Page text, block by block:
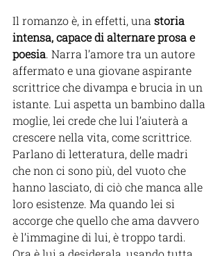
Il romanzo è, in effetti, una storia
intensa, capace di alternare prosa e
poesia. Narra l’amore tra un autore
affermato e una giovane aspirante
scrittrice che divampa e brucia in un
istante. Lui aspetta un bambino dalla
moglie, lei crede che lui l’aiuterà a
crescere nella vita, come scrittrice.
Parlano di letteratura, delle madri
che non ci sono più, del vuoto che
hanno lasciato, di ciò che manca alle
loro esistenze. Ma quando lei si
accorge che quello che ama davvero
è l’immagine di lui, è troppo tardi.